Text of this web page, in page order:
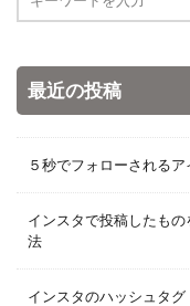
最近の投稿
５秒でフォローされる
インスタで投稿したも
法
インスタのハッシュタ